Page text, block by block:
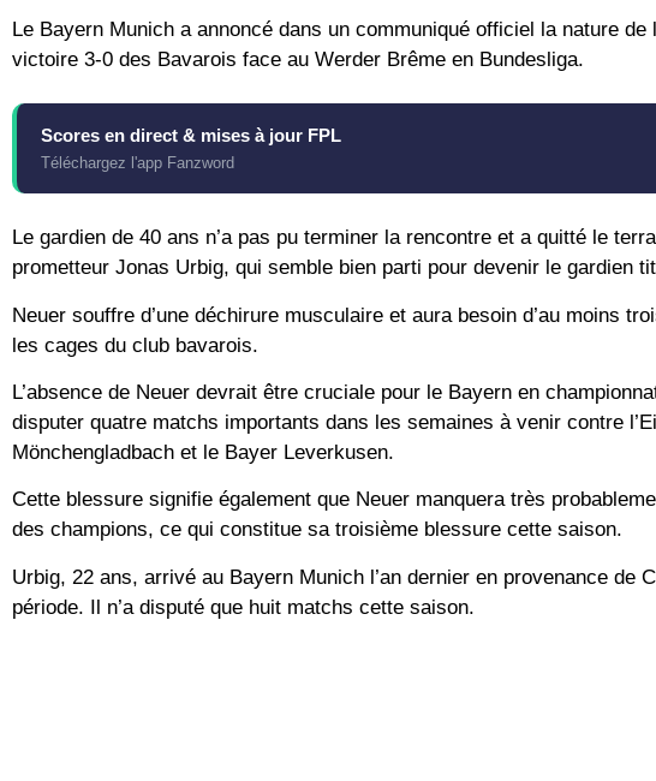
Le Bayern Munich a annoncé dans un communiqué officiel la nature
victoire 3-0 des Bavarois face au Werder Brême en Bundesliga.
Scores en direct & mises à jour FPL
Téléchargez l'app Fanzword
Le gardien de 40 ans n’a pas pu terminer la rencontre et a quitté le
prometteur Jonas Urbig, qui semble bien parti pour devenir le gardien
Neuer souffre d’une déchirure musculaire et aura besoin d’au moins
les cages du club bavarois.
L’absence de Neuer devrait être cruciale pour le Bayern en
disputer quatre matchs importants dans les semaines à venir contre
Mönchengladbach et le Bayer Leverkusen.
Cette blessure signifie également que Neuer manquera très
des champions, ce qui constitue sa troisième blessure cette saison.
Urbig, 22 ans, arrivé au Bayern Munich l’an dernier en provenance de
période. Il n’a disputé que huit matchs cette saison.